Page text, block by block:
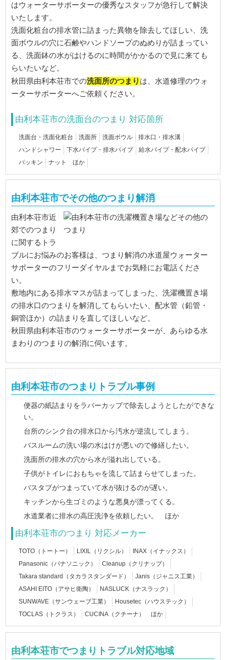
はウォーターサポーターの優秀なスタッフが急行して解決
いたします。
洗面化粧台の排水管に詰まった異物を除去してほしい、洗
面ボウルの穴に石鹸やハンドソープのぬめりが詰まってい
る、洗面鉢の水がはけるのに時間がかかるので見に来ても
らいたいなど。
秋田県由利本荘市での洗面所のつまり は、水道修理のウォ
ーターサポーターへご依頼ください。
由利本荘市の洗面台のつまり 対応箇所
洗面台・洗面化粧台 洗面所 洗面ボウル
排水口・排水溝
ハンドシャワー
下水パイプ・排水パイプ
給水パイプ・配水パイプ
パッキン
ナット ほか
由利本荘市でその他のつまり解消
由利本荘市近
郊でのつまり
に関するトラ
ブルにお悩みのお客様は、つまり解消の水道屋ウォーター
サポーターのフリーダイヤルまでお気軽にお電話くださ
い。
敷地内にある排水マスが詰まってしまった、洗濯機置き場
の排水口のつまりを解消してもらいたい、配水管（鉛管・
銅管ほか）の詰まりを直してほしいなど。
秋田県由利本荘市のウォーターサポーターが、あらゆる水
まわりのつまりの解消に伺います。
由利本荘市のつまりトラブル事例
便器の紙詰まりをラバーカップで除去しようとしたができな
い。
台所のシンク台の排水口から汚水が逆流してしまう。
バスルームの洗い場の水はけが悪いので修繕したい。
洗面所の排水の穴から水が溢れ出している。
子供がトイレにおもちゃを流して詰まらせてしまった。
バスタブがつまっていて水が抜けるのが遅い。
キッチンから生ゴミのような悪臭が漂ってくる。
水道業者に排水の高圧洗浄を依頼したい。 ほか
由利本荘市のつまり 対応メーカー
TOTO（トートー） LIXIL（リクシル）
INAX（イナックス）
Panasonic（パナソニック）
Cleanup（クリナップ）
Takara standard（タカラスタンダード）
Janis（ジャニス工業）
ASAHI EITO（アサヒ衛陶）
NASLUCK（ナスラック）
SUNWAVE（サンウェーブ工業）
Housetec（ハウステック）
TOCLAS（トクラス）
CUCINA（クチーナ） ほか
由利本荘市でつまりトラブル対応地域